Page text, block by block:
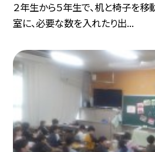
２年生から５年生で、机と椅子を移
室に、必要な数を入れたり出...